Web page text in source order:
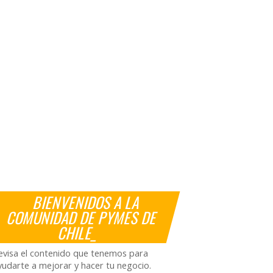
BIENVENIDOS A LA
COMUNIDAD DE PYMES DE
CHILE_
el contenido que tenemos para
a mejorar y hacer tu negocio.